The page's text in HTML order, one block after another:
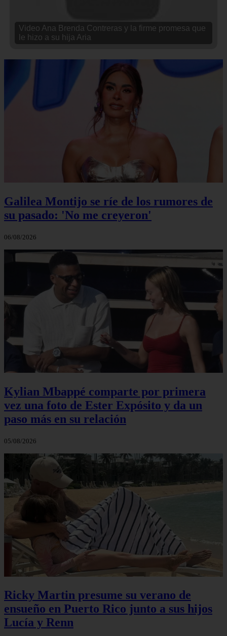
Video Ana Brenda Contreras y la firme promesa que
le hizo a su hija Aria
Galilea Montijo se ríe de los rumores de
su pasado: 'No me creyeron'
06/08/2026
Kylian Mbappé comparte por primera
vez una foto de Ester Expósito y da un
paso más en su relación
05/08/2026
Ricky Martin presume su verano de
ensueño en Puerto Rico junto a sus hijos
Lucía y Renn